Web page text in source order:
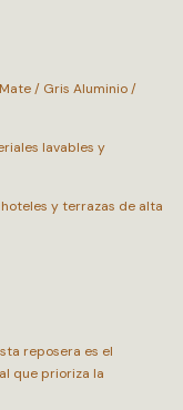
/ Gris Aluminio /
lavables y
y terrazas de alta
reposera es el
que prioriza la